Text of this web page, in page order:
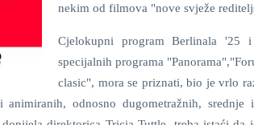
nekim od filmova "nove svježe
Cjelokupni program Berlinala '25
specijalnih programa
clasic", mora se priznati, bio je vrlo
odnosno dugometražnih,